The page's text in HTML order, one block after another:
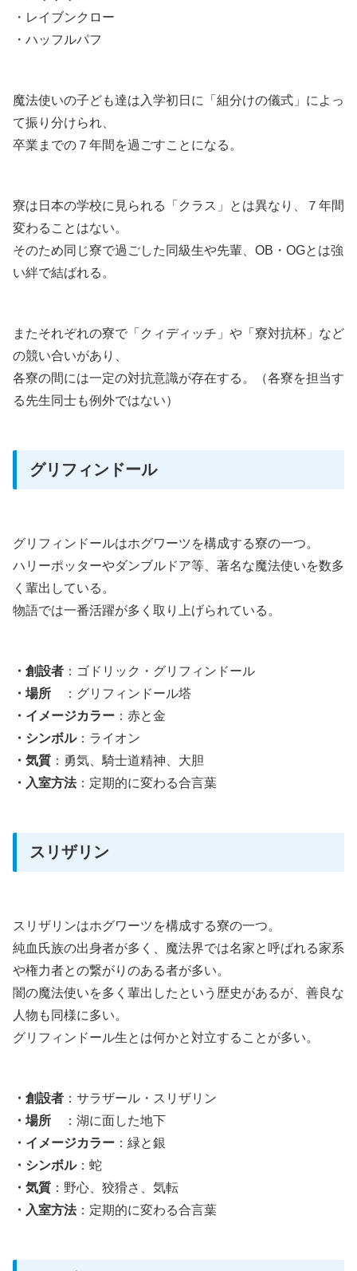
・レイブンクロー
・ハッフルパフ
魔法使いの子ども達は入学初日に「組分けの儀式」によっ
て振り分けられ、
卒業までの７年間を過ごすことになる。
寮は日本の学校に見られる「クラス」とは異なり、７年間
変わることはない。
そのため同じ寮で過ごした同級生や先輩、OB・OGとは強
い絆で結ばれる。
またそれぞれの寮で「クィディッチ」や「寮対抗杯」など
の競い合いがあり、
各寮の間には一定の対抗意識が存在する。（各寮を担当す
る先生同士も例外ではない）
グリフィンドール
グリフィンドールはホグワーツを構成する寮の一つ。
ハリーポッターやダンブルドア等、著名な魔法使いを数多
く輩出している。
物語では一番活躍が多く取り上げられている。
・創設者 ：ゴドリック・グリフィンドール
・場所
：グリフィンドール塔
・イメージカラー ：赤と金
・シンボル：ライオン
・気質 ：勇気、騎士道精神、大胆
・入室方法：定期的に変わる合言葉
スリザリン
スリザリンはホグワーツを構成する寮の一つ。
純血氏族の出身者が多く、魔法界では名家と呼ばれる家系
や権力者との繋がりのある者が多い。
闇の魔法使いを多く輩出したという歴史があるが、善良な
人物も同様に多い。
グリフィンドール生とは何かと対立することが多い。
・創設者 ：サラザール・スリザリン
・場所
：湖に面した地下
・イメージカラー ：緑と銀
・シンボル：蛇
・気質 ：野心、狡猾さ、気転
・入室方法：定期的に変わる合言葉